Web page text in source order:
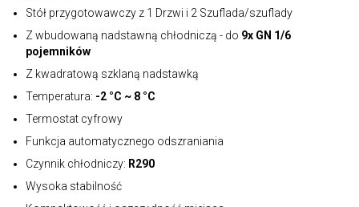
Stół przygotowawczy z 1 Drzwi i 2 Szuflada/szuflady
Z wbudowaną nadstawną chłodniczą - do 9x GN 1/6
pojemników
Z kwadratową szklaną nadstawką
Temperatura: -2 °C ~ 8 °C
Termostat cyfrowy
Funkcja automatycznego odszraniania
Czynnik chłodniczy: R290
Wysoka stabilność